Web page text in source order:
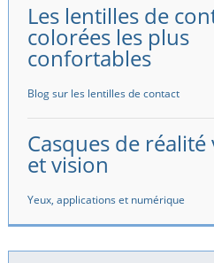
Les lentilles de
colorées les plus
confortables
Blog sur les lentilles de contact
Casques de
et vision
Yeux, applications et numérique